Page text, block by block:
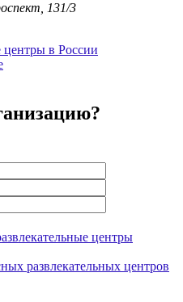
131/3
центры в России
центры
развлекательных центров